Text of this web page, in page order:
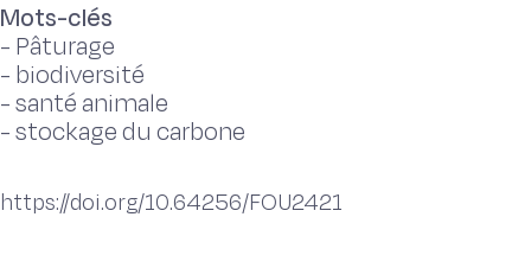
Mots-clés
- Pâturage
- biodiversité
-santé animale
-stockage du carbone
https://doi.org/10.64256/FOU2421